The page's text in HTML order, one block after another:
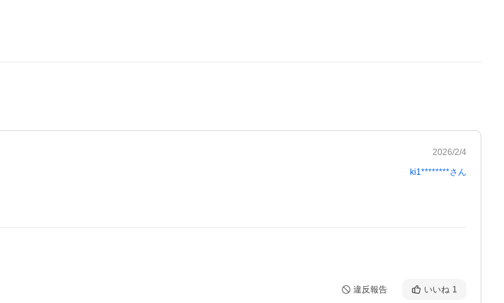
2026/2/4
ki1********さん
違反報告 いいね 1